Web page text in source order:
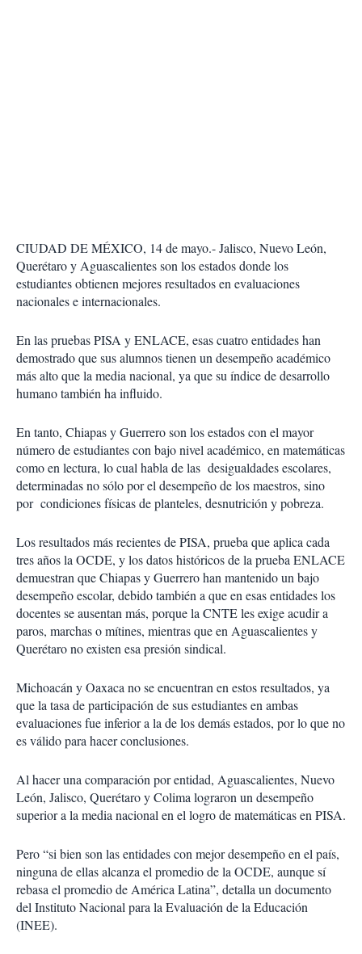
CIUDAD DE MÉXICO, 14 de mayo.- Jalisco, Nuevo León,
Querétaro y Aguascalientes son los estados donde los
estudiantes obtienen mejores resultados en evaluaciones
nacionales e internacionales.
En las pruebas PISA y ENLACE, esas cuatro entidades han
demostrado que sus alumnos tienen un desempeño académico
más alto que la media nacional, ya que su índice de desarrollo
humano también ha influido.
En tanto, Chiapas y Guerrero son los estados con el mayor
número de estudiantes con bajo nivel académico, en matemáticas
como en lectura, lo cual habla de las desigualdades escolares,
determinadas no sólo por el desempeño de los maestros, sino
por condiciones físicas de planteles, desnutrición y pobreza.
Los resultados más recientes de PISA, prueba que aplica cada
tres años la OCDE, y los datos históricos de la prueba ENLACE
demuestran que Chiapas y Guerrero han mantenido un bajo
desempeño escolar, debido también a que en esas entidades los
docentes se ausentan más, porque la CNTE les exige acudir a
paros, marchas o mítines, mientras que en Aguascalientes y
Querétaro no existen esa presión sindical.
Michoacán y Oaxaca no se encuentran en estos resultados, ya
que la tasa de participación de sus estudiantes en ambas
evaluaciones fue inferior a la de los demás estados, por lo que no
es válido para hacer conclusiones.
Al hacer una comparación por entidad, Aguascalientes, Nuevo
León, Jalisco, Querétaro y Colima lograron un desempeño
superior a la media nacional en el logro de matemáticas en PISA.
Pero “si bien son las entidades con mejor desempeño en el país,
ninguna de ellas alcanza el promedio de la OCDE, aunque sí
rebasa el promedio de América Latina”, detalla un documento
del Instituto Nacional para la Evaluación de la Educación
(INEE).